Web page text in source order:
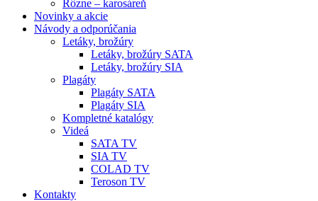
Rôzne – karosáreň
Novinky a akcie
Návody a odporúčania
Letáky, brožúry
Letáky, brožúry SATA
Letáky, brožúry SIA
Plagáty
Plagáty SATA
Plagáty SIA
Kompletné katalógy
Videá
SATA TV
SIA TV
COLAD TV
Teroson TV
Kontakty